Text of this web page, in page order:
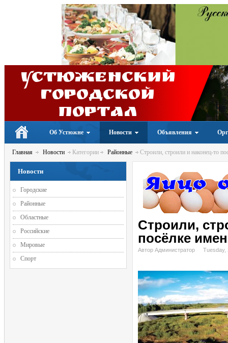
Устюженский
Городской
портал
Об Устюжне Новости Объявления
Главная Новости Категории Районные Строили, строили и наконец-то
Строили,
посёлке
Автор Администратор Tuesday,
Новости
Городские
Районные
Областные
Российские
Мировые
Спорт